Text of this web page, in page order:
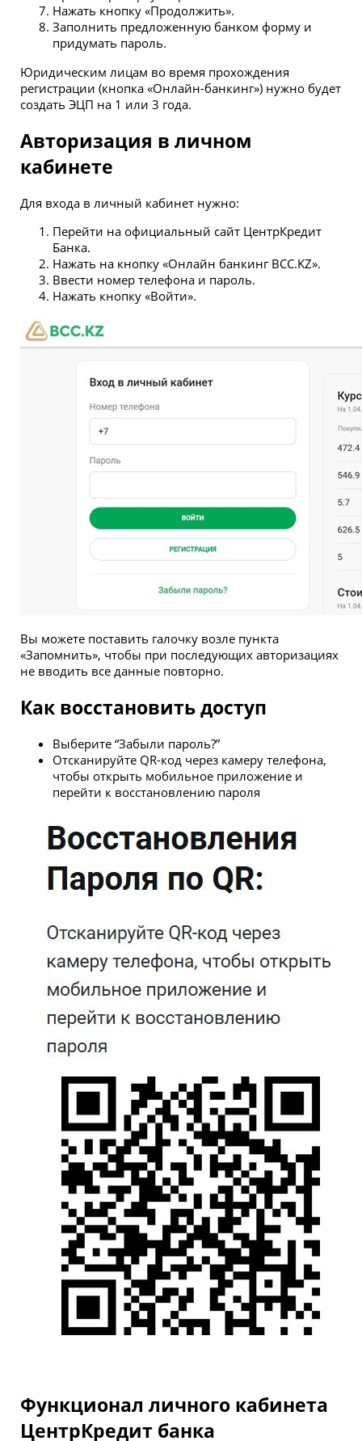
Нажать кнопку «Продолжить».
Заполнить предложенную банком форму и
придумать пароль.
Юридическим лицам во время прохождения
регистрации (кнопка «Онлайн-банкинг») нужно будет
создать ЭЦП на 1 или 3 года.
Авторизация в личном
кабинете
Для входа в личный кабинет нужно:
Перейти на официальный сайт ЦентрКредит
Банка.
Нажать на кнопку «Онлайн банкинг BCC.KZ».
Ввести номер телефона и пароль.
Нажать кнопку «Войти».
Вы можете поставить галочку возле пункта
«Запомнить», чтобы при последующих авторизациях
не вводить все данные повторно.
Как восстановить доступ
Выберите “Забыли пароль?”
Отсканируйте QR-код через камеру телефона,
чтобы открыть мобильное приложение и
перейти к восстановлению пароля
Функционал личного кабинета
ЦентрКредит банка